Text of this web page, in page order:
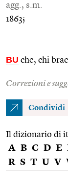
agg., s.m.
1863;
BU che, chi
Correzioni e
Condividi
Il dizionario di
A B C D E
R S T U V